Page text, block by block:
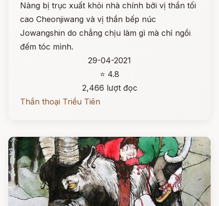
Nàng bị trục xuất khỏi nhà chính bởi vị thần tối
cao Cheonjiwang và vị thần bếp núc
Jowangshin do chẳng chịu làm gì mà chỉ ngồi
đếm tóc mình.
29-04-2021
⭐ 4.8
2,466 lượt đọc
Thần thoại Triều Tiên